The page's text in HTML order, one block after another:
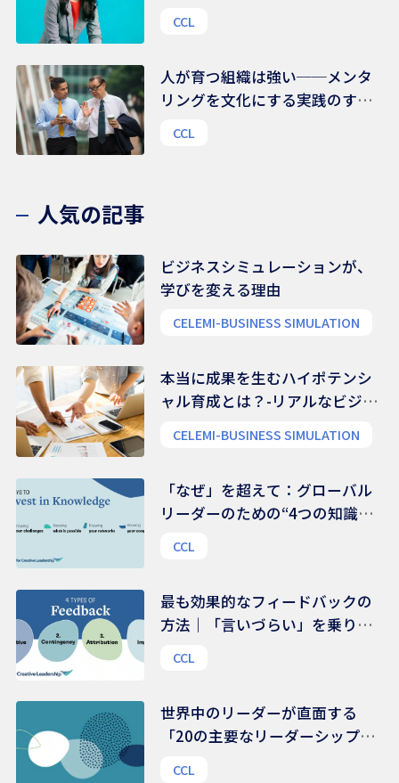
様々な支援ネットワークにある
CCL
人が育つ組織は強い──メンタ
リングを文化にする実践のすす
CCL
人気の記事
ビジネスシミュレーションが、
学びを変える理由
CELEMI-BUSINESS SIMULATION
本当に成果を生むハイポテンシ
ャル育成とは？-リアルなビジネ
CELEMI-BUSINESS SIMULATION
「なぜ」を超えて：グローバル
リーダーのための“4つの知識領
CCL
最も効果的なフィードバックの
方法｜「言いづらい」を乗り越
CCL
世界中のリーダーが直面する
「20の主要なリーダーシップ課
CCL